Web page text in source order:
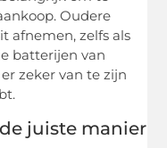
Oudere
afnemen, zelfs als
batterijen van
zeker van te zijn
juiste manier